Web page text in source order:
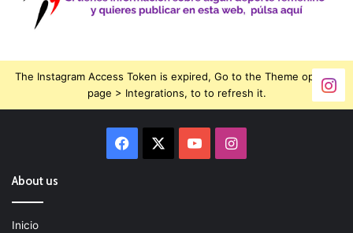
The Instagram Access Token is expired, Go to the Theme options
page > Integrations, to to refresh it.
Facebook YouTubeInstagram
About us
Inicio